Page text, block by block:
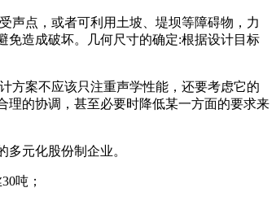
声点，或者可利用土坡、堤坝等障碍物，力
免造成破坏。几何尺寸的确定:根据设计目标
方案不应该只注重声学性能，还要考虑它的
理的协调，甚至必要时降低某一方面的要求来
元化股份制企业。
吨；